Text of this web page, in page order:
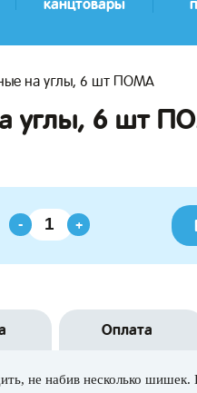
канцтовары
на углы, 6 шт ПОМА
углы, 6 шт
- +
Оплата
не набив несколько шишек.